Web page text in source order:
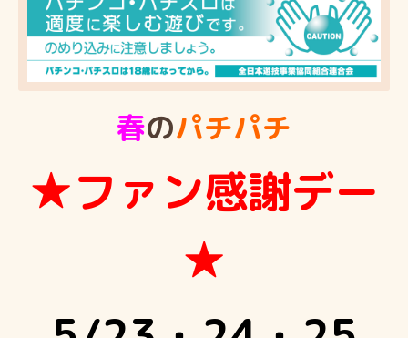
春のパチパチ
★ファン感謝デー
★